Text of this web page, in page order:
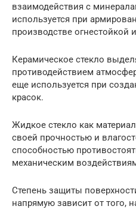
взаимодействия с
используется при
производстве
Керамическое стекло
противодействием
еще используется при
красок.
Жидкое стекло как
своей прочностью и
способностью
механическим
Степень защиты
напрямую зависит от того,